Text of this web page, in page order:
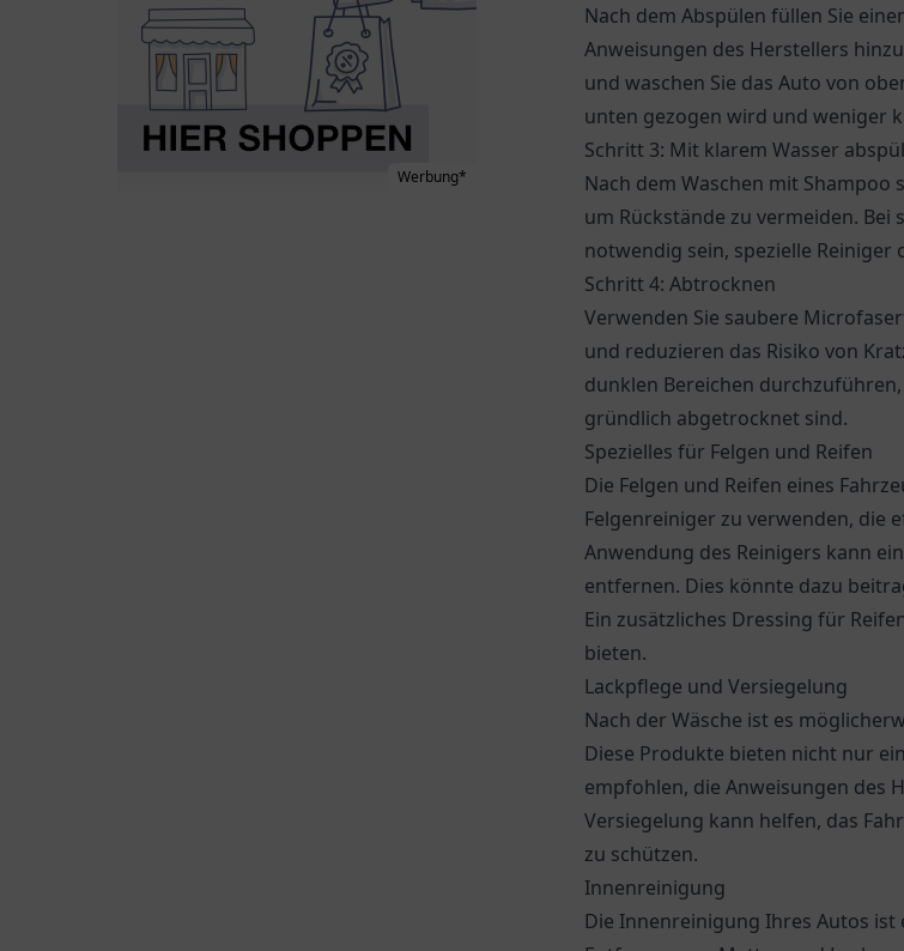
Werbung*
Nach dem Abspülen füllen Sie
Anweisungen des Herstellers
und waschen Sie das Auto von
unten gezogen wird und weniger
Schritt 3: Mit klarem Wasser
Nach dem Waschen mit Shampoo
um Rückstände zu vermeiden.
notwendig sein, spezielle Reiniger
Schritt 4: Abtrocknen
Verwenden Sie saubere
und reduzieren das Risiko von
dunklen Bereichen
gründlich abgetrocknet sind.
Spezielles für Felgen und Reifen
Die Felgen und Reifen eines
Felgenreiniger zu verwenden, die
Anwendung des Reinigers kann
entfernen. Dies könnte dazu
Ein zusätzliches Dressing für
bieten.
Lackpflege und Versiegelung
Nach der Wäsche ist es
Diese Produkte bieten nicht nur
empfohlen, die Anweisungen des
Versiegelung kann helfen, das
zu schützen.
Innenreinigung
Die Innenreinigung Ihres Autos